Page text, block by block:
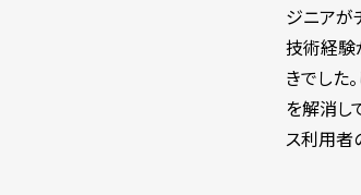
ジニアが
技術経験
きでした
を解消し
ス利用者